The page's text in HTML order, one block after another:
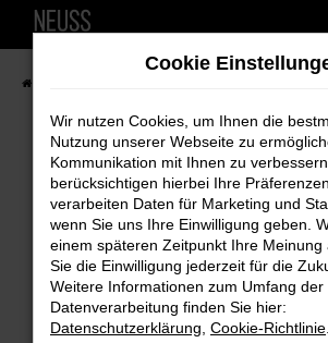
Zum
Fehler: Network Error
Beim Laden ist ein Fehler
Hier sind ein paar Tipps, die dir
Überprüfe deine Firewall und
Internetverbindung.
Cookie
Wir nutzen Cookies, um Ihnen die
Nutzung unserer Webseite zu
Kommunikation mit Ihnen zu
berücksichtigen hierbei Ihre
verarbeiten Daten für Marketing und
wenn Sie uns Ihre Einwilligung geben.
einem späteren Zeitpunkt Ihre Meinung
Sie die Einwilligung jederzeit für die
Weitere Informationen zum Umfang der
Datenverarbeitung finden Sie hier:
Datenschutzerklärung Cookie-Richtlinie